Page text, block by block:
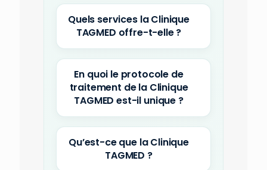
Quels services la Clinique
TAGMED offre-t-elle ?
En quoi le protocole de
traitement de la Clinique
TAGMED est-il unique ?
Qu’est-ce que la Clinique
TAGMED ?